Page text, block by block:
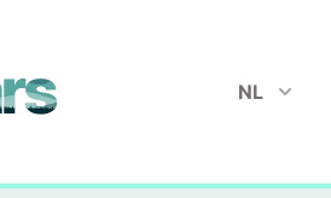
NL